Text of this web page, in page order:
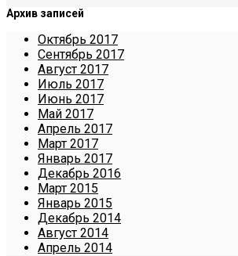
Архив записей
Октябрь 2017
Сентябрь 2017
Август 2017
Июль 2017
Июнь 2017
Май 2017
Апрель 2017
Март 2017
Январь 2017
Декабрь 2016
Март 2015
Январь 2015
Декабрь 2014
Август 2014
Апрель 2014